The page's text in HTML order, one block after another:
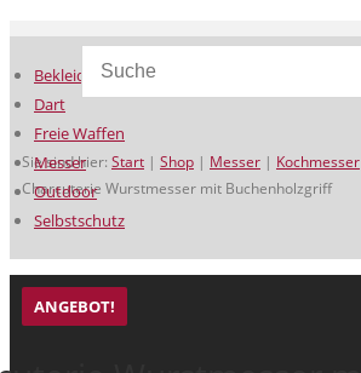
Sie sind hier: Start | Shop | Messer | Kochmesser
Charcuterie Wurstmesser mit Buchenholzgriff
Bekleidung
Dart
Freie Waffen
Messer
Outdoor
Selbstschutz
ANGEBOT!